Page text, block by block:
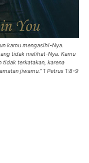
kamu mengasihi-Nya.
tidak melihat-Nya. Kamu
tidak terkatakan, karena
jiwamu.” ‭‭1 Petrus‬ ‭1‬:‭8‬-‭9‬